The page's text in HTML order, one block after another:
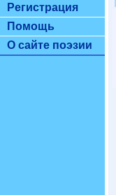
Регистрация
Помощь
О сайте поэзии